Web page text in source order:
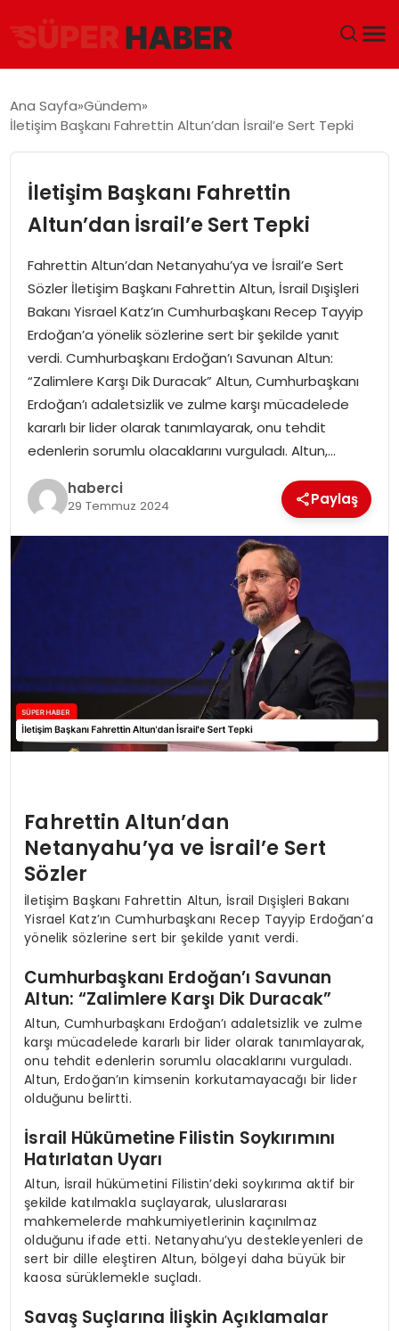
GÜNDEM
DÜNYA
EĞITIM
EKONOMI
MAGAZIN
SAĞLIK
SIYASET
SPOR
TEKNOLOJI
Ana Sayfa Gündem
İletişim Başkanı Fahrettin Altun’dan İsrail’e Sert Tepki
İletişim Başkanı Fahrettin
Altun’dan İsrail’e Sert Tepki
Fahrettin Altun’dan Netanyahu’ya ve İsrail’e Sert
Sözler İletişim Başkanı Fahrettin Altun, İsrail Dışişleri
Bakanı Yisrael Katz’ın Cumhurbaşkanı Recep Tayyip
Erdoğan’a yönelik sözlerine sert bir şekilde yanıt
verdi. Cumhurbaşkanı Erdoğan’ı Savunan Altun:
“Zalimlere Karşı Dik Duracak” Altun, Cumhurbaşkanı
Erdoğan’ı adaletsizlik ve zulme karşı mücadelede
kararlı bir lider olarak tanımlayarak, onu tehdit
edenlerin sorumlu olacaklarını vurguladı. Altun,…
haberci
29 Temmuz 2024 Paylaş
Fahrettin Altun’dan
Netanyahu’ya ve İsrail’e Sert
Sözler
İletişim Başkanı Fahrettin Altun, İsrail Dışişleri Bakanı
Yisrael Katz’ın Cumhurbaşkanı Recep Tayyip Erdoğan’a
yönelik sözlerine sert bir şekilde yanıt verdi.
Cumhurbaşkanı Erdoğan’ı Savunan
Altun: “Zalimlere Karşı Dik Duracak”
Altun, Cumhurbaşkanı Erdoğan’ı adaletsizlik ve zulme
karşı mücadelede kararlı bir lider olarak tanımlayarak,
onu tehdit edenlerin sorumlu olacaklarını vurguladı.
Altun, Erdoğan’ın kimsenin korkutamayacağı bir lider
olduğunu belirtti.
İsrail Hükümetine Filistin Soykırımını
Hatırlatan Uyarı
Altun, İsrail hükümetini Filistin’deki soykırıma aktif bir
şekilde katılmakla suçlayarak, uluslararası
mahkemelerde mahkumiyetlerinin kaçınılmaz
olduğunu ifade etti. Netanyahu’yu destekleyenleri de
sert bir dille eleştiren Altun, bölgeyi daha büyük bir
kaosa sürüklemekle suçladı.
Savaş Suçlarına İlişkin Açıklamalar